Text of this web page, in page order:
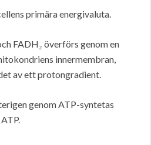
primära energivaluta.
FADH₂ överförs genom en
innermembran,
av ett protongradient.
genom ATP-syntetas